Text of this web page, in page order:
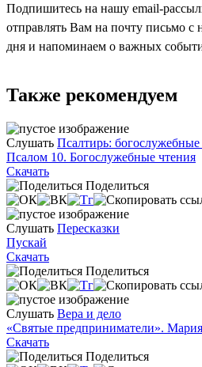
Подпишитесь на нашу email-
отправлять Вам на почту письмо
дня и напоминаем о важных
Также рекомендуем
Слушать Псалтирь: богослужебные
Псалом 10. Богослужебные чтения
Скачать
Поделиться
Слушать Пересказки
Пускай
Скачать
Поделиться
Слушать Вера и дело
«Святые предприниматели».
Скачать
Поделиться